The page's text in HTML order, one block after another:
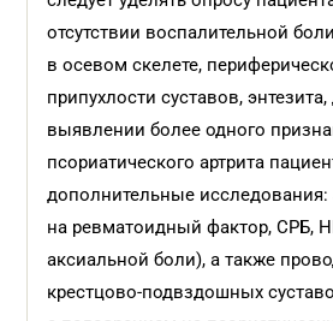
отсутствии воспалительной
в осевом скелете,
припухлости суставов,
выявлении более одного
псориатического артрита
дополнительные исследования:
на ревматоидный фактор, СРБ,
аксиальной боли), а также
крестцово-подвздошных